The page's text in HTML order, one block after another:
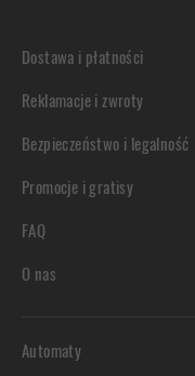
Dostawa i płatności
Reklamacje i zwroty
Bezpieczeństwo i legalność
Promocje i gratisy
FAQ
O nas
Automaty